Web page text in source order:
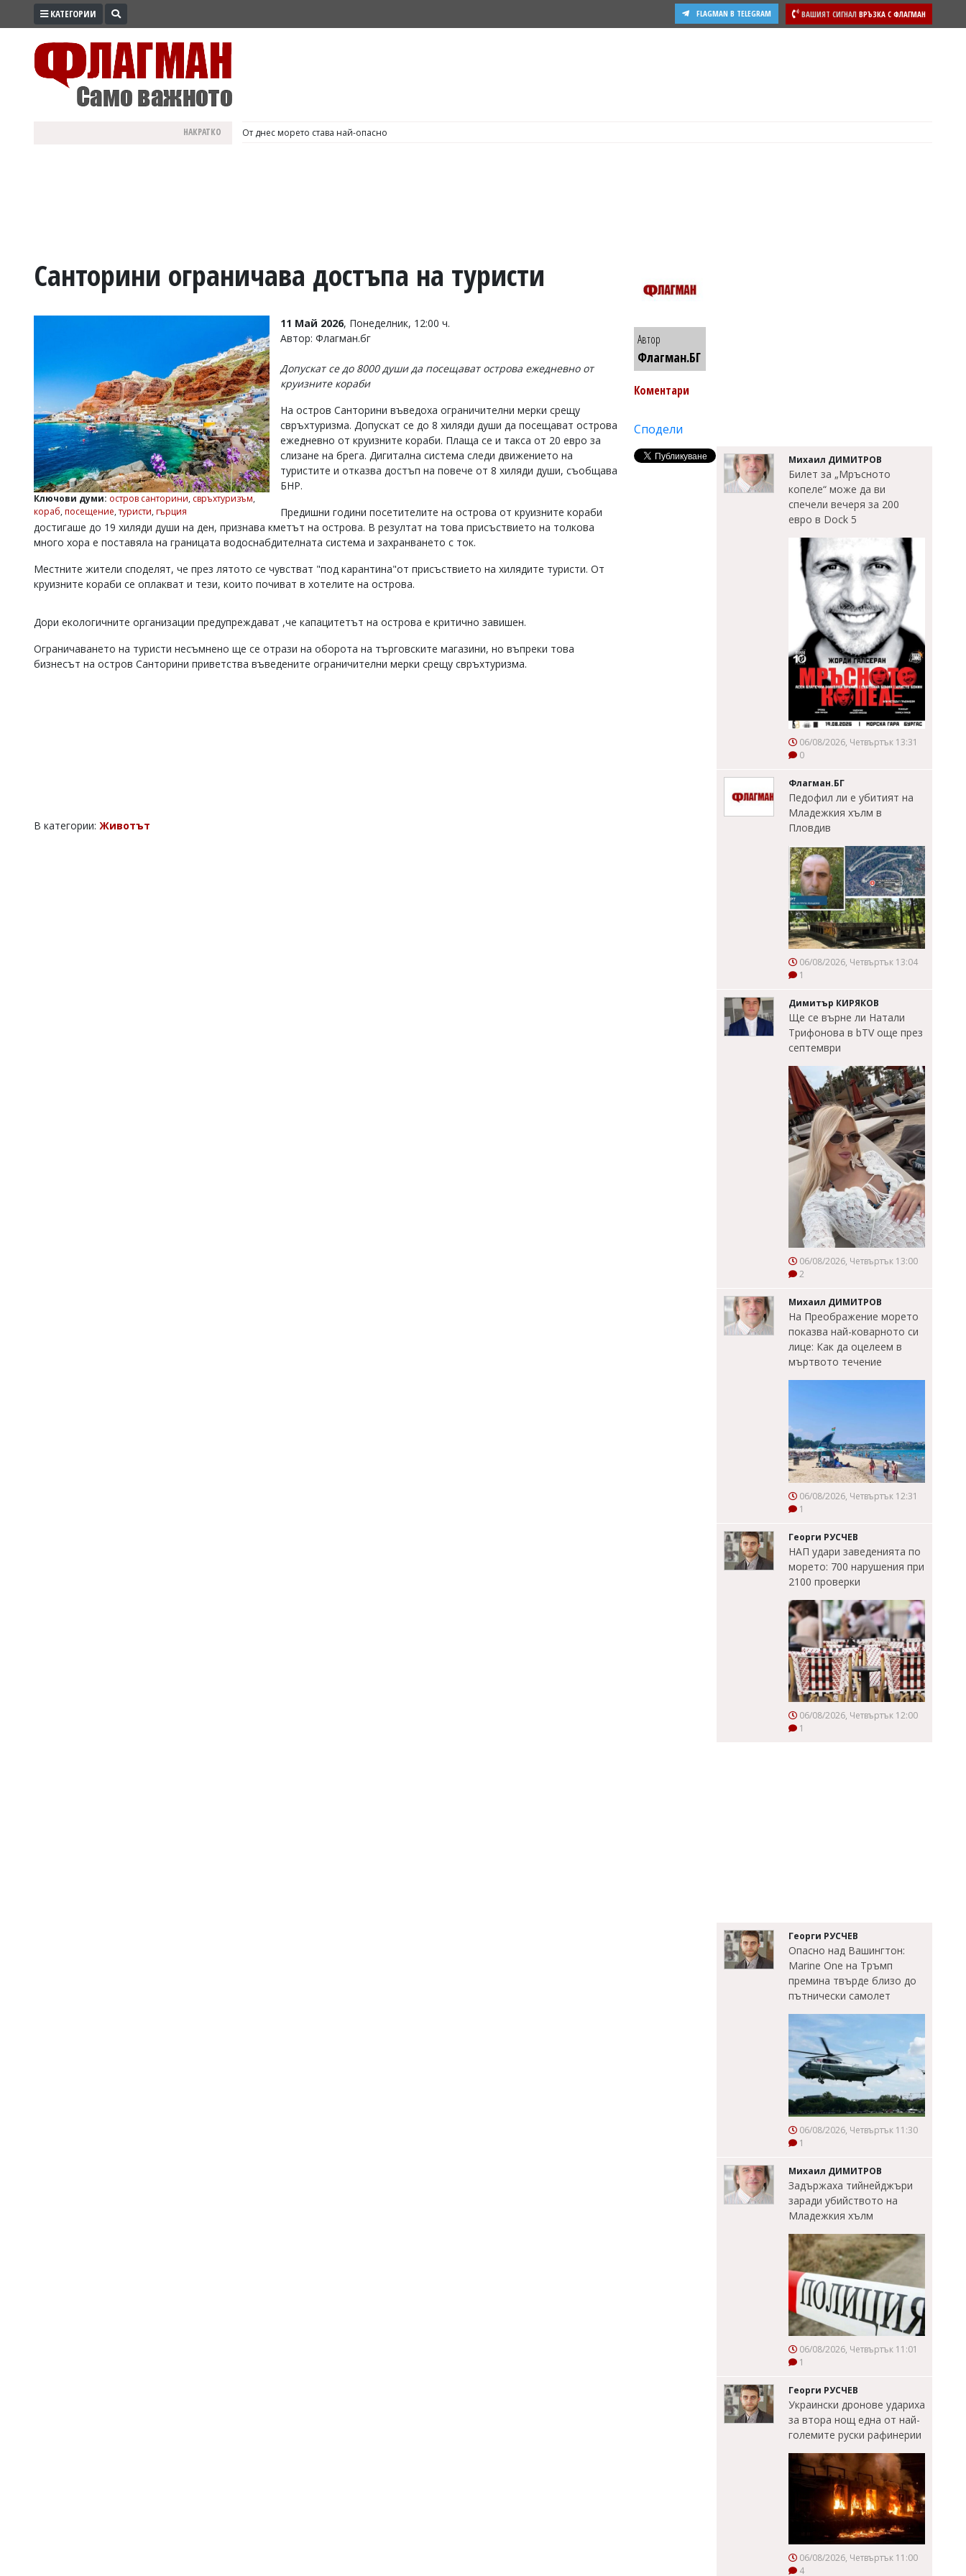
ПРОМО
ВОЙНАТА
РАЗСЛЕДВАНЕ
БИЗНЕС
Управители:
Веселин
Василев,
v.vasilev@flagman.bg
Касабова,
k.kassabova@flagman.bg
Главен
редактор:
Коментарите
КАТЕГОРИИ ВАШИЯТ СИГНАЛ ВРЪЗКА С ФЛАГМАН
FLAGMAN В TELEGRAM
НАКРАТКО България е №1 в ЕС по пушене на цигари
Санторини ограничава достъпа на туристи
Ключови думи: остров санторини, свръхтуризъм,
кораб, посещение,туристи, гърция
11 Май 2026, Понеделник, 12:00 ч.
Автор: Флагман.бг
Допускат се до 8000 души да посещават острова ежедневно от
круизните кораби
На остров Санторини въведоха ограничителни мерки срещу
свръхтуризма. Допускат се до 8 хиляди души да посещават острова
ежедневно от круизните кораби. Плаща се и такса от 20 евро за
слизане на брега. Дигитална система следи движението на
туристите и отказва достъп на повече от 8 хиляди души, съобщава
БНР.
Предишни години посетителите на острова от круизните кораби
достигаше до 19 хиляди души на ден, признава кметът на острова. В резултат на това присъствието на толкова
много хора е поставяла на границата водоснабдителната система и захранването с ток.
Местните жители споделят, че през лятото се чувстват "под карантина"от присъствието на хилядите туристи. От
круизните кораби се оплакват и тези, които почиват в хотелите на острова.
Дори екологичните организации предупреждават ,че капацитетът на острова е критично завишен.
Ограничаването на туристи несъмнено ще се отрази на оборота на търговските магазини, но въпреки това
бизнесът на остров Санторини приветства въведените ограничителни мерки срещу свръхтуризма.
В категории: Животът
Автор
Флагман.БГ
Коментари
Сподели
Михаил ДИМИТРОВ
Билет за „Мръсното
копеле“ може да ви
спечели вечеря за 200
евро в Dock 5
06/08/2026, Четвъртък 13:31
0
Флагман.БГ
Педофил ли е убитият на
Младежкия хълм в
Пловдив
06/08/2026, Четвъртък 13:04
1
Димитър КИРЯКОВ
Ще се върне ли Натали
Трифонова в bTV още през
септември
06/08/2026, Четвъртък 13:00
2
Михаил ДИМИТРОВ
На Преображение морето
показва най-коварното си
лице: Как да оцелеем в
мъртвото течение
06/08/2026, Четвъртък 12:31
1
Георги РУСЧЕВ
НАП удари заведенията по
морето: 700 нарушения при
2100 проверки
06/08/2026, Четвъртък 12:00
1
Георги РУСЧЕВ
Опасно над Вашингтон:
Marine One на Тръмп
премина твърде близо до
пътнически самолет
06/08/2026, Четвъртък 11:30
1
Михаил ДИМИТРОВ
Задържаха тийнейджъри
заради убийството на
Младежкия хълм
06/08/2026, Четвъртък 11:01
1
Георги РУСЧЕВ
Украински дронове удариха
за втора нощ една от най-
големите руски рафинерии
06/08/2026, Четвъртък 11:00
4